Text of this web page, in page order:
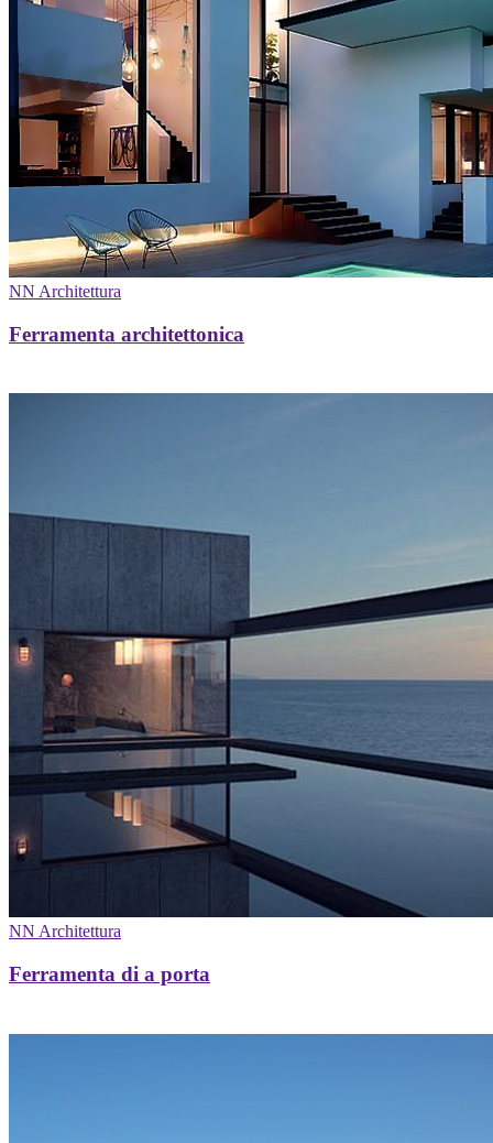
NN Architettura
Ferramenta architettonica
NN Architettura
Ferramenta di a porta